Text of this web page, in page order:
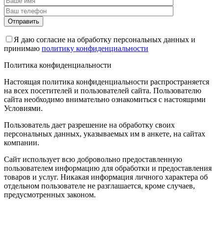
Я даю согласие на обработку персональных данных и
принимаю политику конфиденциальности
Политика конфиденциальности
Настоящая политика конфиденциальности распространяется
на всех посетителей и пользователей сайта. Пользователю
сайта необходимо внимательно ознакомиться с настоящими
Условиями.
Пользователь дает разрешение на обработку своих
персональных данных, указываемых им в анкете, на сайтах
компании.
Сайт использует всю добровольно предоставленную
пользователем информацию для обработки и предоставления
товаров и услуг. Никакая информация личного характера об
отдельном пользователе не разглашается, кроме случаев,
предусмотренных законом.